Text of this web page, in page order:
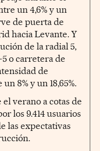
un 4,6% y un
de puerta de
hacia Levante. Y
de la radial 5,
o carretera de
de
8% y un 18,65%.
verano a cotas de
los 9.414 usuarios
las expectativas